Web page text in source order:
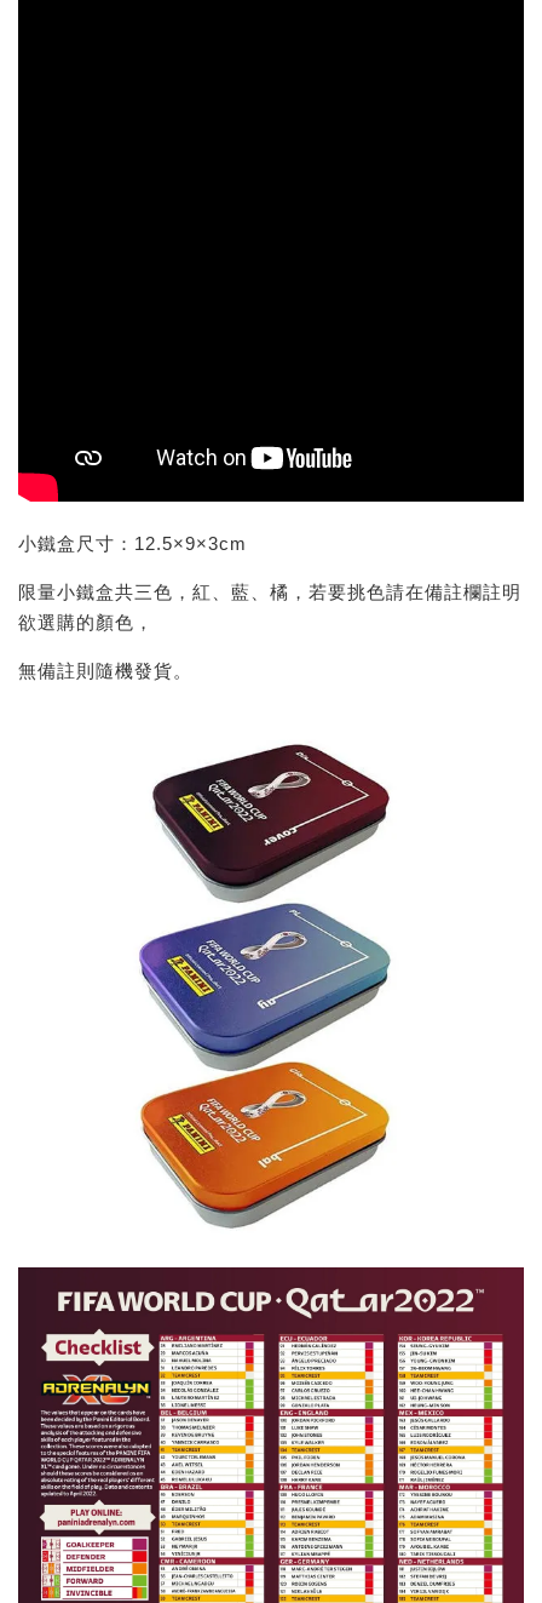
小鐵盒尺寸：12.5×9×3cm
限量小鐵盒共三色，紅、藍、橘，若要挑色請在備註欄註明
欲選購的顏色，
無備註則隨機發貨。